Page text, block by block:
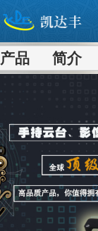
产品 简介